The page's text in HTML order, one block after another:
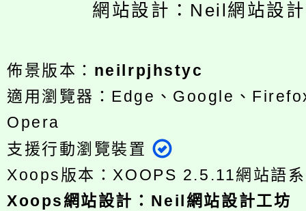
網站設計：Neil網站設
佈景版本： neilrpjhstyc
適用瀏覽器：Edge、Google、
Opera
支援行動瀏覽裝置
Xoops版本：XOOPS 2.5.11網站語
Xoops網站設計 ： Neil網站設計工坊